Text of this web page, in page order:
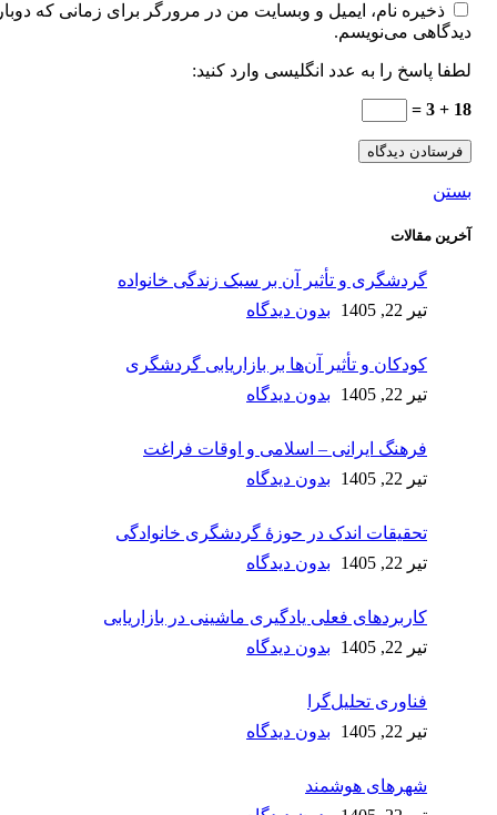
ذخیره نام، ایمیل و وبسایت من در مرورگر برای زمانی که
دیدگاهی می‌نویسم.
لطفا پاسخ را به عدد انگلیسی وارد کنید:
18 + 3 =
بستن
آخرین مقالات
گردشگری و تأثیر آن بر سبک زندگی خانواده
تیر 22, 1405
بدون دیدگاه
کودکان و تأثیر آن‌ها بر بازاریابی گردشگری
تیر 22, 1405
بدون دیدگاه
فرهنگ ایرانی – اسلامی و اوقات فراغت
تیر 22, 1405
بدون دیدگاه
تحقیقات اندک در حوزۀ گردشگری خانوادگی
تیر 22, 1405
بدون دیدگاه
کاربردهای فعلی یادگیری ماشینی در بازاریابی
تیر 22, 1405
بدون دیدگاه
فناوری تحلیل‌گرا
تیر 22, 1405
بدون دیدگاه
شهرهای هوشمند